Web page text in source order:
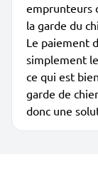
emprunteurs
la garde du
Le paiement
simplement
ce qui est
garde de
donc une